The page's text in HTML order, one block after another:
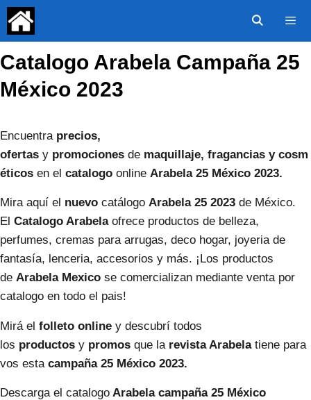
Saltar
contenido
Menú
Catalogo Arabela Campaña 25
México 2023
Encuentra precios,
ofertas y promociones de maquillaje, fragancias y cosm
éticos en el catalogo online Arabela 25 México 2023.
Mira aquí el nuevo catálogo Arabela 25 2023 de México.
El Catalogo Arabelaofrece productos de belleza,
perfumes, cremas para arrugas, deco hogar, joyeria de
fantasía, lenceria, accesorios y más. ¡Los productos
de Arabela Mexico se comercializan mediante venta por
catalogo en todo el pais!
Mirá el folleto online y descubrí todos
los productos y promos que la revista Arabela tiene para
vos esta campaña 25 México 2023.
Descarga el catalogo Arabela campaña 25 México